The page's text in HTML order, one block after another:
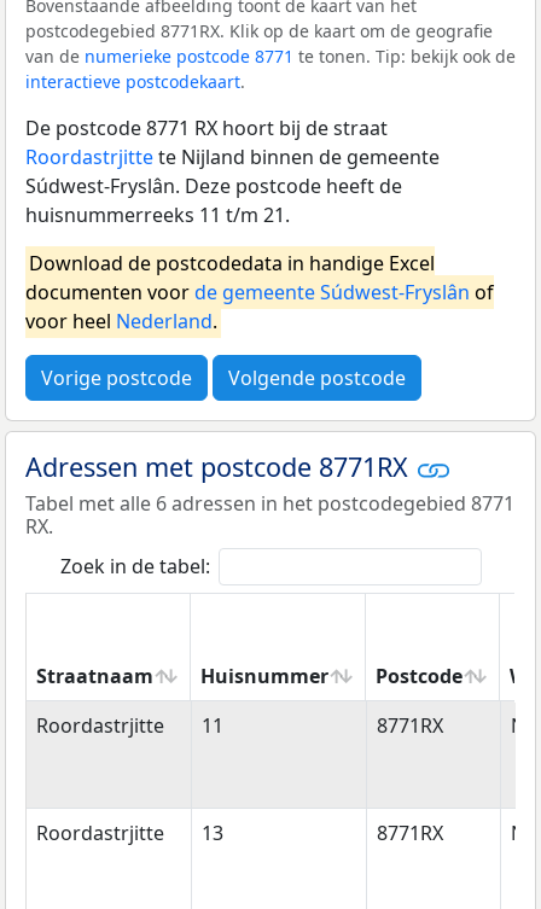
Bovenstaande afbeelding toont de kaart van het
postcodegebied 8771RX. Klik op de kaart om de geografie
van de numerieke postcode 8771 te tonen. Tip: bekijk ook de
interactieve postcodekaart.
De postcode 8771 RX hoort bij de straat
Roordastrjittete Nijland binnen de gemeente
Súdwest-Fryslân. Deze postcode heeft de
huisnummerreeks 11 t/m 21.
Download de postcodedata in handige Excel
documenten voorde gemeente Súdwest-Fryslân of
voor heel Nederland.
Vorige postcode Volgende postcode
Adressen met postcode 8771RX
Tabel met alle 6 adressen in het postcodegebied 8771
RX.
Zoek in de tabel:
Straatnaam Huisnummer Postcode
Straatnaam
Huisnummer Postcode
Roordastrjitte 11 8771RX
Roordastrjitte 13 8771RX